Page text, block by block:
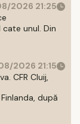
2026 21:25
unul. Din
2026 21:15
CFR Cluij,
după